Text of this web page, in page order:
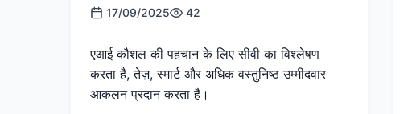
17/09/2025 42
एआई कौशल की पहचान के लिए सीवी का विश्लेषण
करता है, तेज़, स्मार्ट और अधिक वस्तुनिष्ठ उम्मीदवार
आकलन प्रदान करता है।